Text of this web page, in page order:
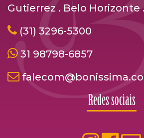
Gutierrez . Belo Horizonte
(31) 3296-5300
31 98798-6857
Redes sociais